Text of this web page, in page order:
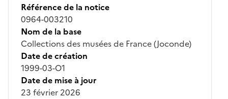
Référence de la notice
0964-003210
Nom de la base
Collections des musées de France (Joconde)
Date de création
1999-03-O1
Date de mise à jour
23 février 2026